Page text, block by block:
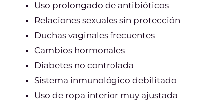
Uso prolongado de antibióticos
Relaciones sexuales sin protección
Duchas vaginales frecuentes
Cambios hormonales
Diabetes no controlada
Sistema inmunológico debilitado
Uso de ropa interior muy ajustada